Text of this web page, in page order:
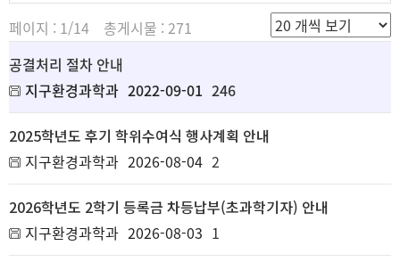
페이지 : 1/14 총게시물 : 271
공결처리 절차 안내
지구환경과학과 2022-09-01 246
2025학년도 후기 학위수여식 행사계획 안내
지구환경과학과 2026-08-04 2
2026학년도 2학기 등록금 차등납부(초과학기자) 안내
지구환경과학과 2026-08-03 1